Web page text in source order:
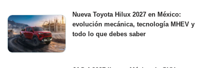
Nueva Toyota Hilux 2027 en México:
evolución mecánica, tecnología MHEV y
todo lo que debes saber